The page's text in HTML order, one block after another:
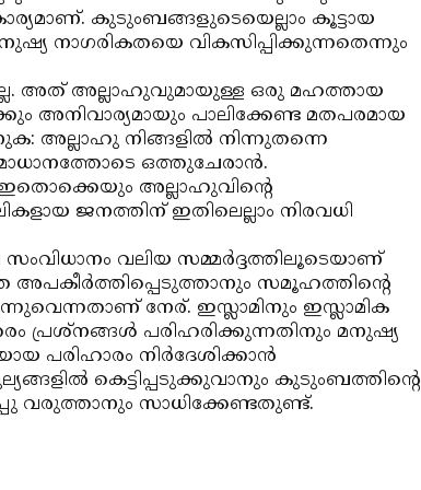
കുടുംബങ്ങളുടെയെല്ലാം കൂട്ടായ
നാഗരികതയെ വികസിപ്പിക്കുന്നതെന്നും
അത് അല്ലാഹുവുമായുള്ള ഒരു മഹത്തായ
അനിവാര്യമായും പാലിക്കേണ്ട മതപരമായ
അല്ലാഹു നിങ്ങളില്‍ നിന്നുതന്നെ
ഒത്തുചേരാന്‍.
അല്ലാഹുവിന്റെ
ജനത്തിന് ഇതിലെല്ലാം നിരവധി
വലിയ സമ്മര്‍ദ്ദത്തിലൂടെയാണ്
സമൂഹത്തിന്റെ
നേര്. ഇസ്ലാമിനും ഇസ്ലാമിക
പ്രശ്നങ്ങള്‍ പരിഹരിക്കുന്നതിനും മനുഷ്യ
പരിഹാരം നിര്‍ദേശിക്കാന്‍
കെട്ടിപ്പടുക്കുവാനും കുടുംബത്തിന്റെ
വരുത്താനും സാധിക്കേണ്ടതുണ്ട്.